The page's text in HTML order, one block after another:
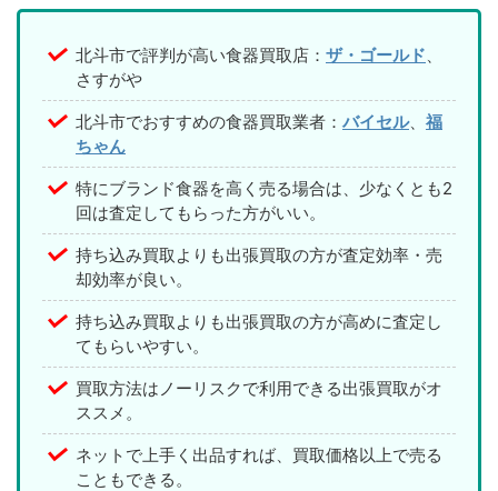
北斗市で評判が高い食器買取店： ザ・ゴールド
さすがや
北斗市でおすすめの食器買取業者： バイセル、 福
ちゃん
特にブランド食器を高く売る場合は、少なくとも2
回は査定してもらった方がいい。
持ち込み買取よりも出張買取の方が査定効率・売
却効率が良い。
持ち込み買取よりも出張買取の方が高めに査定し
てもらいやすい。
買取方法はノーリスクで利用できる出張買取がオ
ススメ。
ネットで上手く出品すれば、買取価格以上で売る
こともできる。